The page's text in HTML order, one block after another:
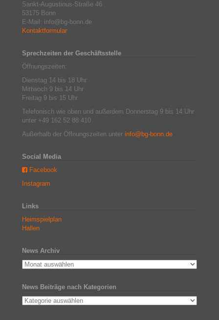
Sankt-Augustinus-Straße 46
53175 Bonn
E-Mail: info@bg-bonn.de
Kontaktformular
Sprechzeiten der Geschäftsstelle
Öffnungszeiten:
Dienstag 14 bis 18 Uhr
Mittwoch 9 bis 14 Uhr
Freitag 9 bis 15 Uhr
Telefonisch wie oben und außerdem Donnerstag 9 bis 14 Uhr
unter +49 162 52 88 410
Außerhalb der Öffnungszeiten unter info@bg-bonn.de
Social Media
Facebook
Instagram
Links
Heimspielplan
Hallen
News Archiv
News Beiträge nach Kategorien